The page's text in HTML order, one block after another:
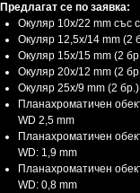
Предлагат се по заявка:
Окуляр 10x/22 mm със
Окуляр 12,5x/14 mm (2
Окуляр 15x/15 mm (2
Окуляр 20x/12 mm (2
Окуляр 25x/9 mm (2 бр.)
Планахроматичен
WD 2,5 mm
Планахроматичен
WD: 1,9 mm
Планахроматичен
WD: 0,8 mm